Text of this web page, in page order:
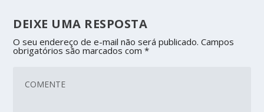
DEIXE UMA RESPOSTA
O seu endereço de e-mail não será publicado. Campos
obrigatórios são marcados com*